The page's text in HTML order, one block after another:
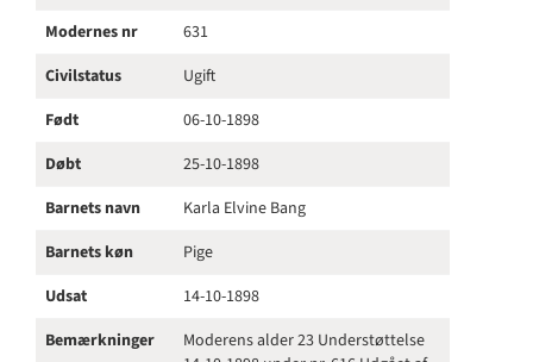
Modernes nr
631
Civilstatus
Ugift
Født
06-10-1898
Døbt
25-10-1898
Barnets navn
Karla Elvine Bang
Barnets køn
Pige
Udsat
14-10-1898
Bemærkninger
Moderens alder 23 Understøttelse